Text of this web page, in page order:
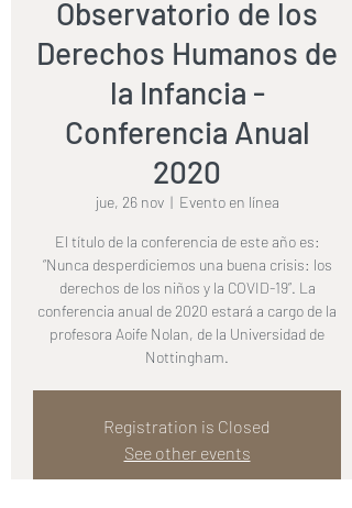
Observatorio de los
Derechos Humanos de
la Infancia -
Conferencia Anual
2020
jue, 26 nov
  |
Evento en línea
El título de la conferencia de este año es:
“Nunca desperdiciemos una buena crisis: los
derechos de los niños y la COVID-19”. La
conferencia anual de 2020 estará a cargo de la
profesora Aoife Nolan, de la Universidad de
Nottingham.
Registration is Closed
See other events